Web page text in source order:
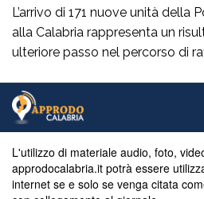
L’arrivo di 171 nuove unità della
alla Calabria rappresenta un
ulteriore passo nel percorso di
di Fratelli d’Italia accolgo con
nuova assegnazione, che
Governo verso le esigenze
verso chi […]
L'utilizzo di materiale audio, foto,
approdocalabria.it potrà essere
internet se e solo se venga citata